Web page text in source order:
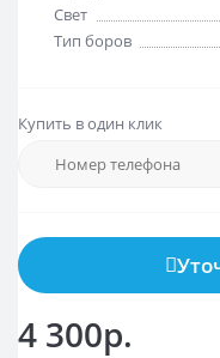
Свет
Тип боров
Купить в один клик
4 300р.